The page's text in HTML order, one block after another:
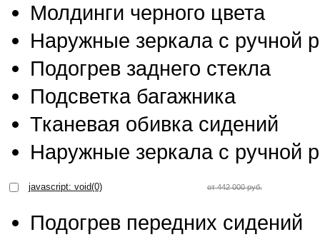
Молдинги черного цвета
Наружные зеркала с ручной
Подогрев заднего стекла
Подсветка багажника
Тканевая обивка сидений
Наружные зеркала с ручной
javascript: void(0) от 442 000 руб.
Подогрев передних сидений